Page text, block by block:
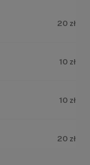
20 zł
10 zł
10 zł
20 zł